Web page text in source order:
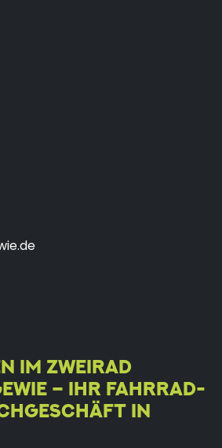
IM ZWEIRAD
– IHR FAHRRAD-
IN